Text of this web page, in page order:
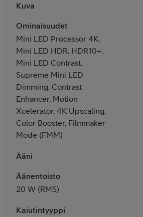
Kuva
Ominaisuudet
Mini LED Processor 4K,
Mini LED HDR, HDR10+,
Mini LED Contrast,
Supreme Mini LED
Dimming, Contrast
Enhancer, Motion
Xcelerator, 4K Upscaling,
Color Booster, Filmmaker
Mode (FMM)
Ääni
Äänentoisto
20 W (RMS)
Kaiutintyyppi